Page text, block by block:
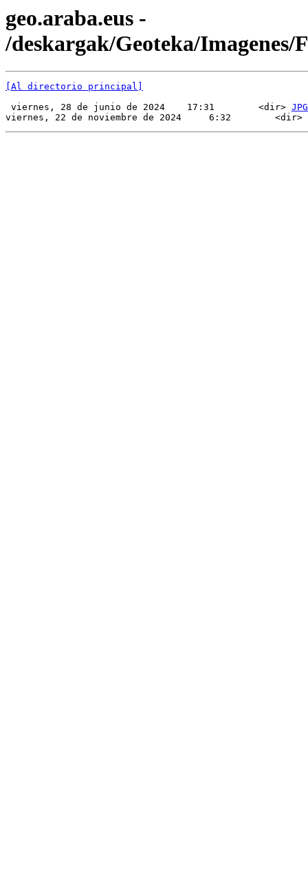
geo.araba.eus -
/deskargak/Geoteka/Imagenes/
[Al directorio principal]
viernes, 28 de junio de 2024    17:31        <dir> JPG
viernes, 22 de noviembre de 2024     6:32        <dir>